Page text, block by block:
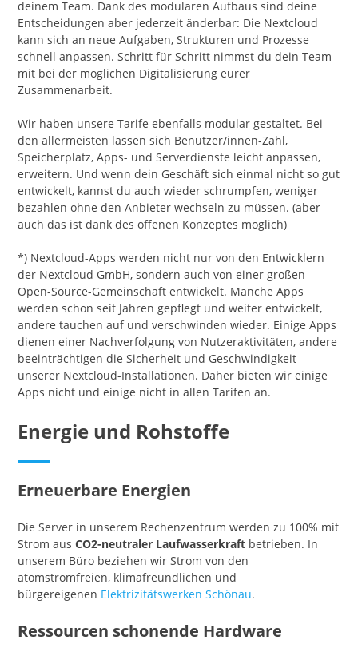
deinem Team. Dank des modularen Aufbaus sind deine
Entscheidungen aber jederzeit änderbar: Die Nextcloud
kann sich an neue Aufgaben, Strukturen und Prozesse
schnell anpassen. Schritt für Schritt nimmst du dein Team
mit bei der möglichen Digitalisierung eurer
Zusammenarbeit.
Wir haben unsere Tarife ebenfalls modular gestaltet. Bei
den allermeisten lassen sich Benutzer/innen-Zahl,
Speicherplatz, Apps- und Serverdienste leicht anpassen,
erweitern. Und wenn dein Geschäft sich einmal nicht so gut
entwickelt, kannst du auch wieder schrumpfen, weniger
bezahlen ohne den Anbieter wechseln zu müssen. (aber
auch das ist dank des offenen Konzeptes möglich)
*) Nextcloud-Apps werden nicht nur von den Entwicklern
der Nextcloud GmbH, sondern auch von einer großen
Open-Source-Gemeinschaft entwickelt. Manche Apps
werden schon seit Jahren gepflegt und weiter entwickelt,
andere tauchen auf und verschwinden wieder. Einige Apps
dienen einer Nachverfolgung von Nutzeraktivitäten, andere
beeinträchtigen die Sicherheit und Geschwindigkeit
unserer Nextcloud-Installationen. Daher bieten wir einige
Apps nicht und einige nicht in allen Tarifen an.
Energie und Rohstoffe
Erneuerbare Energien
Die Server in unserem Rechenzentrum werden zu 100% mit
Strom ausCO2-neutraler Laufwasserkraft betrieben. In
unserem Büro beziehen wir Strom von den
atomstromfreien, klimafreundlichen und
bürgereigenen Elektrizitätswerken Schönau.
Ressourcen schonende Hardware